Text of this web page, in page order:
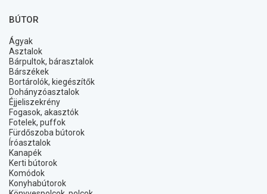
BÚTOR
Ágyak
Asztalok
Bárpultok, bárasztalok
Bárszékek
Bortárolók, kiegészítők
Dohányzóasztalok
Éjjeliszekrény
Fogasok, akasztók
Fotelek, puffok
Fürdőszoba bútorok
Íróasztalok
Kanapék
Kerti bútorok
Komódok
Konyhabútorok